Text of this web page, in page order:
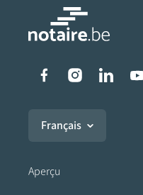
Liens
Français
Aperçu